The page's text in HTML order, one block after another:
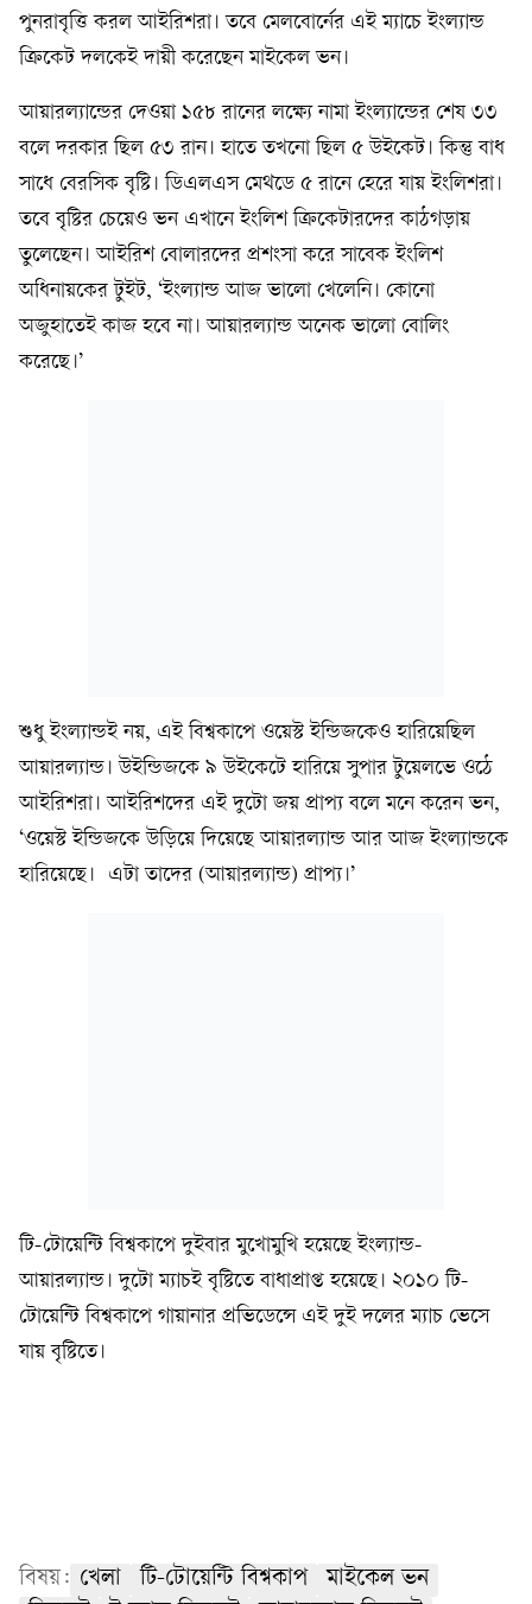
পুনরাবৃত্তি করল আইরিশরা। তবে মেলবোর্নের এই ম্যাচে ইংল্যান্ড
ক্রিকেট দলকেই দায়ী করেছেন মাইকেল ভন।
আয়ারল্যান্ডের দেওয়া ১৫৮ রানের লক্ষ্যে নামা ইংল্যান্ডের শেষ ৩৩
বলে দরকার ছিল ৫৩ রান। হাতে তখনো ছিল ৫ উইকেট। কিন্তু বাধ
সাধে বেরসিক বৃষ্টি। ডিএলএস মেথডে ৫ রানে হেরে যায় ইংলিশরা।
তবে বৃষ্টির চেয়েও ভন এখানে ইংলিশ ক্রিকেটারদের কাঠগড়ায়
তুলেছেন। আইরিশ বোলারদের প্রশংসা করে সাবেক ইংলিশ
অধিনায়কের টুইট, ‘ইংল্যান্ড আজ ভালো খেলেনি। কোনো
অজুহাতেই কাজ হবে না। আয়ারল্যান্ড অনেক ভালো বোলিং
করেছে।’
শুধু ইংল্যান্ডই নয়, এই বিশ্বকাপে ওয়েস্ট ইন্ডিজকেও হারিয়েছিল
আয়ারল্যান্ড। উইন্ডিজকে ৯ উইকেটে হারিয়ে সুপার টুয়েলভে ওঠে
আইরিশরা। আইরিশদের এই দুটো জয় প্রাপ্য বলে মনে করেন ভন,
‘ওয়েস্ট ইন্ডিজকে উড়িয়ে দিয়েছে আয়ারল্যান্ড আর আজ ইংল্যান্ডকে
হারিয়েছে। এটা তাদের (আয়ারল্যান্ড) প্রাপ্য।’
টি-টোয়েন্টি বিশ্বকাপে দুইবার মুখোমুখি হয়েছে ইংল্যান্ড-
আয়ারল্যান্ড। দুটো ম্যাচই বৃষ্টিতে বাধাপ্রাপ্ত হয়েছে। ২০১০ টি-
টোয়েন্টি বিশ্বকাপে গায়ানার প্রভিডেন্সে এই দুই দলের ম্যাচ ভেসে
যায় বৃষ্টিতে।
বিষয়: খেলা টি-টোয়েন্টি বিশ্বকাপ
মাইকেল ভন